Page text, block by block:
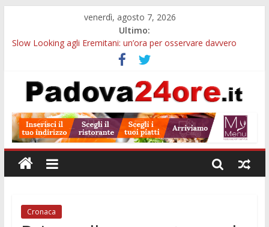
venerdì, agosto 7, 2026
Ultimo:
Slow Looking agli Eremitani: un’ora per osservare davvero
Bando sicurezza urbana Veneto: 650mila euro per Comuni e
Polizie locali
Sicurezza esodo estivo Padova: più controlli su strade, stazioni
Bonus trasporto pubblico Veneto: 200 euro per l’abbonamento
annuale
Notizie di Padova alle ore 10: arresto, fermata Busitalia e
tregua dal caldo
Cronaca